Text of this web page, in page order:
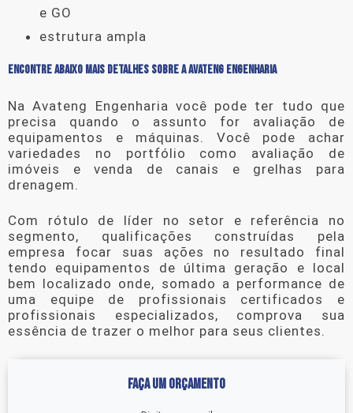
e GO
estrutura ampla
ENCONTRE ABAIXO MAIS DETALHES SOBRE A AVATENG ENGENHARIA
Na Avateng Engenharia você pode ter tudo que
precisa quando o assunto for avaliação de
equipamentos e máquinas. Você pode achar
variedades no portfólio como avaliação de
imóveis e venda de canais e grelhas para
drenagem.
Com rótulo de líder no setor e referência no
segmento, qualificações construídas pela
empresa focar suas ações no resultado final
tendo equipamentos de última geração e local
bem localizado onde, somado a performance de
uma equipe de profissionais certificados e
profissionais especializados, comprova sua
essência de trazer o melhor para seus clientes.
FAÇA UM ORÇAMENTO